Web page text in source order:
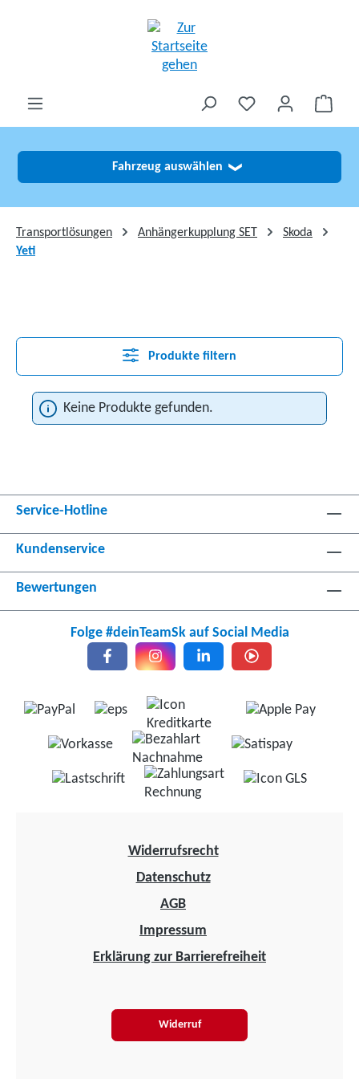
Fahrzeug auswählen ❯
Transportlösungen Anhängerkupplung SET
Skoda
Yeti
Produkte filtern
Keine Produkte gefunden.
Service-Hotline
Kundenservice
Bewertungen
Folge #deinTeamSk auf Social Media
Widerrufsrecht
Datenschutz
AGB
Impressum
Erklärung zur Barrierefreiheit
Widerruf